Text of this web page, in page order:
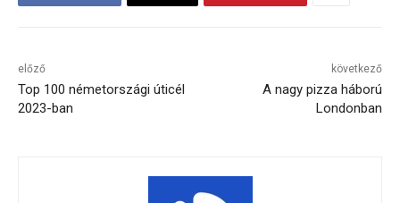
előző
Top 100 németországi úticél
2023-ban
következő
A nagy pizza háború
Londonban